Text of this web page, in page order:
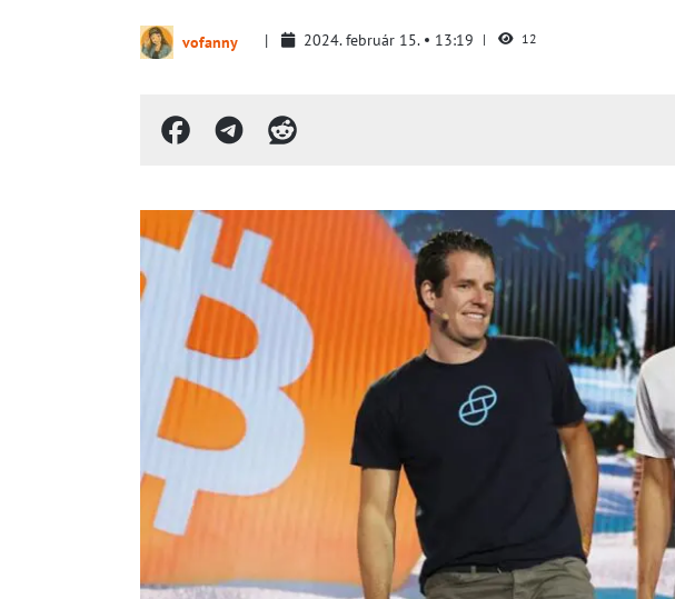
vofanny 2024. február 15. 13:19 12